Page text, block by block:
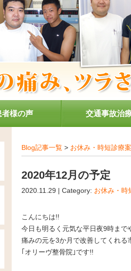
者様の声 交通事故治
Blog記事一覧 > お休み・時短診療
2020年12月の予定
2020.11.29 | Category: お休み・時
こんにちは!!
今日も明るく元気な平日夜9時まで
痛みの元を3か月で改善してくれる
｢オリーヴ整骨院｣です!!